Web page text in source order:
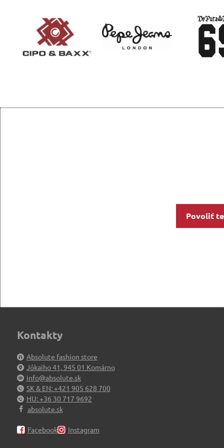
Povoliť
Kontakty
Absolute fashion store
Jókaiho 41, 945 01 Komárno
info@absolute.sk
SK & EN: +421 905 628 700
HU: +36 30 717 9692
absolute.sk
Facebook Instagram